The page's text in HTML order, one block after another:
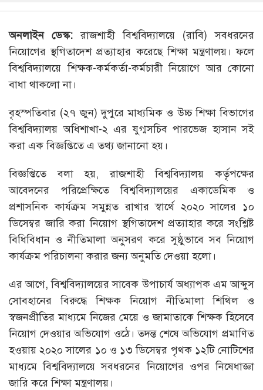
অনলাইন ডেস্ক: রাজশাহী বিশ্ববিদ্যালয়ে (রাবি) সবধরনের
নিয়োগের স্থগিতাদেশ প্রত্যাহার করেছে শিক্ষা মন্ত্রণালয়। ফলে
বিশ্ববিদ্যালয়ে শিক্ষক-কর্মকর্তা-কর্মচারী নিয়োগে আর কোনো
বাধা থাকলো না।
বৃহস্পতিবার (২৭ জুন) দুপুরে মাধ্যমিক ও উচ্চ শিক্ষা বিভাগের
বিশ্ববিদ্যালয় অধিশাখা-২ এর যুগ্মসচিব পারভেজ হাসান সই
করা এক বিজ্ঞপ্তিতে এ তথ্য জানানো হয়।
বিজ্ঞপ্তিতে বলা হয়, রাজশাহী বিশ্ববিদ্যালয় কর্তৃপক্ষের
আবেদনের পরিপ্রেক্ষিতে বিশ্ববিদ্যালয়ের একাডেমিক ও
প্রশাসনিক কার্যক্রম সমুন্নত রাখার স্বার্থে ২০২০ সালের ১০
ডিসেম্বর জারি করা নিয়োগ স্থগিতাদেশ প্রত্যাহার করে সংশ্লিষ্ট
বিধিবিধান ও নীতিমালা অনুসরণ করে সুষ্ঠুভাবে সব নিয়োগ
কার্যক্রম পরিচালনা করার জন্য অনুমতি দেওয়া হলো।
এর আগে, বিশ্ববিদ্যালয়ের সাবেক উপাচার্য অধ্যাপক এম আব্দুস
সোবহানের বিরুদ্ধে শিক্ষক নিয়োগ নীতিমালা শিথিল ও
স্বজনপ্রীতির মাধ্যমে নিজের মেয়ে ও জামাতাকে শিক্ষক হিসেবে
নিয়োগ দেওয়ার অভিযোগ ওঠে। তদন্ত শেষে অভিযোগ প্রমাণিত
হওয়ায় ২০২০ সালের ১০ ও ১৩ ডিসেম্বর পৃথক ১২টি নোটিশের
মাধ্যমে বিশ্ববিদ্যালয়ে সবধরনের নিয়োগের ওপর নিষেধাজ্ঞা
জারি করে শিক্ষা মন্ত্রণালয়।